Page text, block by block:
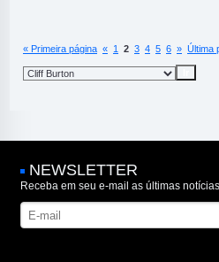
« Primeira página « 1 2 3 4 5 6 » Última
NEWSLETTER
Receba em seu e-mail as últimas